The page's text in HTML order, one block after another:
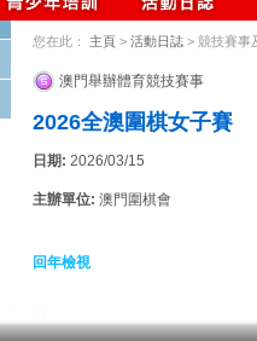
您在此： 主頁 > 活動日誌 > 競技賽事
澳門舉辦體育競技賽事
2026全澳圍棋女子賽
日期: 2026/03/15
主辦單位: 澳門圍棋會
回年檢視